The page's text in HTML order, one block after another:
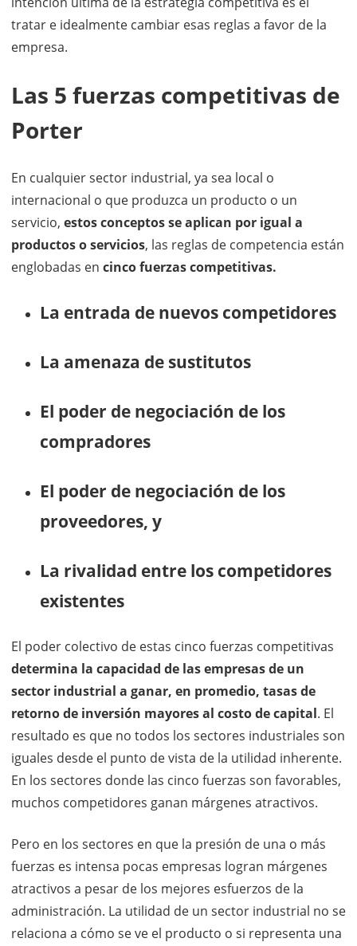
tratar e idealmente cambiar esas reglas a favor de la
empresa.
Las 5 fuerzas competitivas de
Porter
En cualquier sector industrial, ya sea local o
internacional o que produzca un producto o un
servicio, estos conceptos se aplican por igual a
productos o servicios, las reglas de competencia están
englobadas en cinco fuerzas competitivas.
La entrada de nuevos competidores
La amenaza de sustitutos
El poder de negociación de los
compradores
El poder de negociación de los
proveedores, y
La rivalidad entre los competidores
existentes
El poder colectivo de estas cinco fuerzas competitivas
determina la capacidad de las empresas de un
sector industrial a ganar, en promedio, tasas de
retorno de inversión mayores al costo de capital. El
resultado es que no todos los sectores industriales son
iguales desde el punto de vista de la utilidad inherente.
En los sectores donde las cinco fuerzas son favorables,
muchos competidores ganan márgenes atractivos.
Pero en los sectores en que la presión de una o más
fuerzas es intensa pocas empresas logran márgenes
atractivos a pesar de los mejores esfuerzos de la
administración. La utilidad de un sector industrial no se
relaciona a cómo se ve el producto o si representa una